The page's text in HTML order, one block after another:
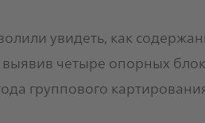
увидеть, как
четыре опорных
группового